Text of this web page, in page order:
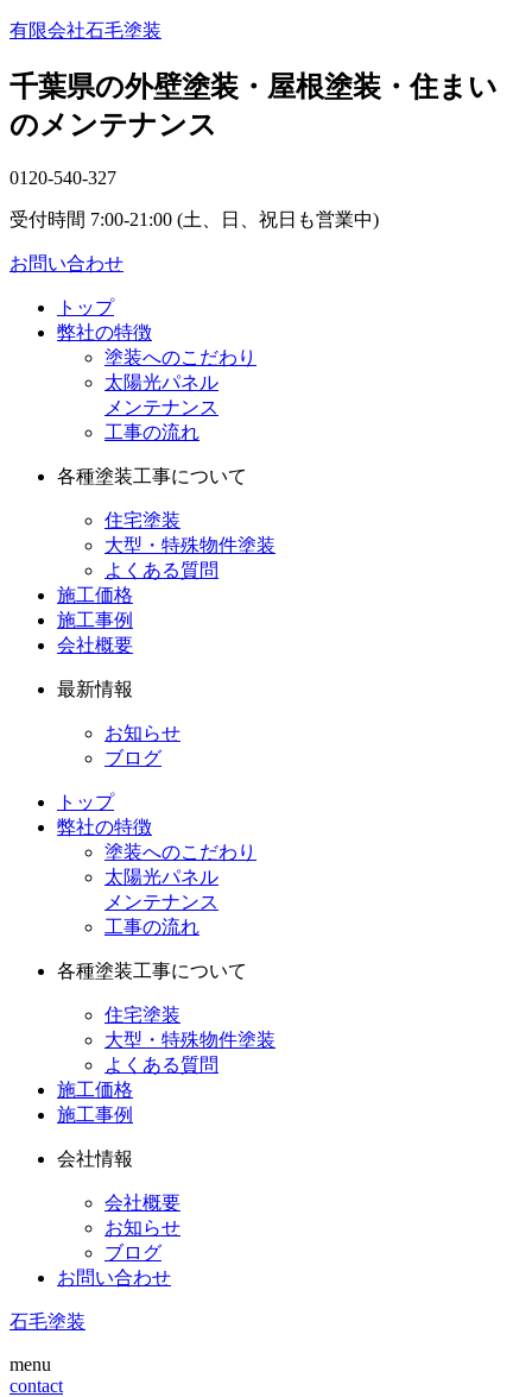
有限会社石毛塗装
千葉県の外壁塗装・屋根塗装・住まい
のメンテナンス
0120-540-327
受付時間 7:00-21:00 (土、日、祝日も営業中)
お問い合わせ
トップ
弊社の特徴
塗装へのこだわり
太陽光パネル
メンテナンス
工事の流れ
各種塗装工事について
住宅塗装
大型・特殊物件塗装
よくある質問
施工価格
施工事例
会社概要
最新情報
お知らせ
ブログ
トップ
弊社の特徴
塗装へのこだわり
太陽光パネル
メンテナンス
工事の流れ
各種塗装工事について
住宅塗装
大型・特殊物件塗装
よくある質問
施工価格
施工事例
会社情報
会社概要
お知らせ
ブログ
お問い合わせ
石毛塗装
menu
contact